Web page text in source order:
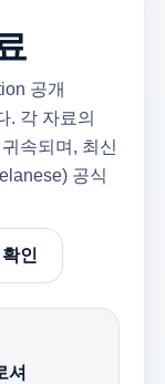
공개
. 각 자료의
속되며, 최신
공식
인
셔